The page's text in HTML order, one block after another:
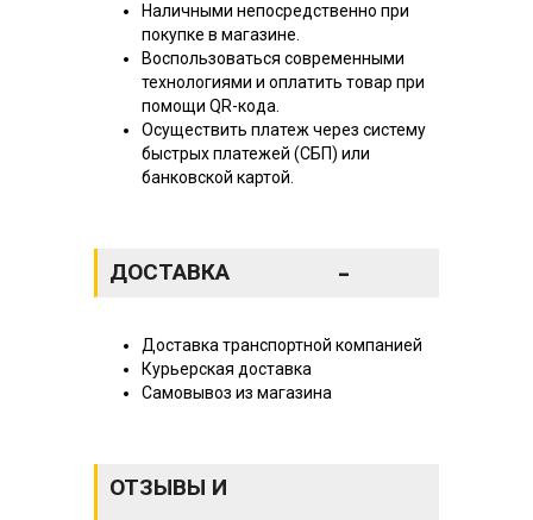
Наличными непосредственно при
покупке в магазине.
Воспользоваться современными
технологиями и оплатить товар при
помощи QR-кода.
Осуществить платеж через систему
быстрых платежей (СБП) или
банковской картой.
ДОСТАВКА -
Доставка транспортной компанией
Курьерская доставка
Самовывоз из магазина
ОТЗЫВЫ И